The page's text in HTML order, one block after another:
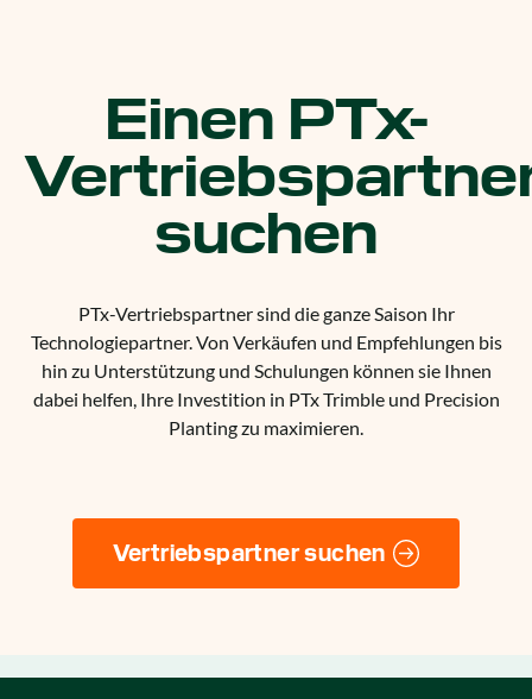
Einen PTx-
suchen
PTx-Vertriebspartner sind die ganze Saison Ihr
Technologiepartner. Von Verkäufen und Empfehlungen bis
hin zu Unterstützung und Schulungen können sie Ihnen
dabei helfen, Ihre Investition in PTx Trimble und Precision
Planting zu maximieren.
Vertriebspartner suchen